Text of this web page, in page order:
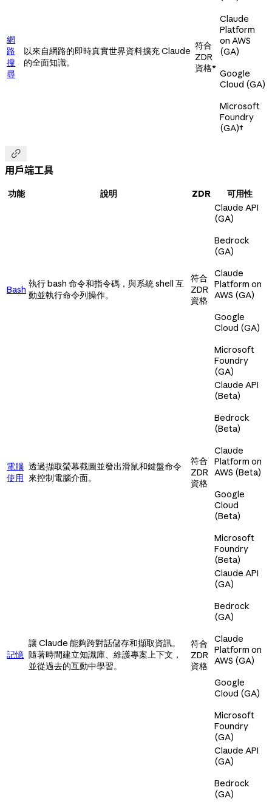
網
路
搜
尋
以來自網路的即時真實世界資料擴充 Claude
的全面知識。
符合
ZDR
資格*
Claude
Platform
on AWS
(GA)
Google
Cloud (GA)
Microsoft
Foundry
(GA)†

用戶端工具
功能 說明 ZDR 可用性
Bash
執行 bash 命令和指令碼，與系統 shell 互
動並執行命令列操作。
符合
ZDR
資格
Claude API
(GA)
Bedrock
(GA)
Claude
Platform on
AWS (GA)
Google
Cloud (GA)
Microsoft
Foundry
(GA)
電腦
使用
透過擷取螢幕截圖並發出滑鼠和鍵盤命令
來控制電腦介面。
符合
ZDR
資格
Claude API
(Beta)
Bedrock
(Beta)
Claude
Platform on
AWS (Beta)
Google
Cloud
(Beta)
Microsoft
Foundry
(Beta)
記憶
讓 Claude 能夠跨對話儲存和擷取資訊。
隨著時間建立知識庫、維護專案上下文，
並從過去的互動中學習。
符合
ZDR
資格
Claude API
(GA)
Bedrock
(GA)
Claude
Platform on
AWS (GA)
Google
Cloud (GA)
Microsoft
Foundry
(GA)
Claude API
(GA)
Bedrock
(GA)